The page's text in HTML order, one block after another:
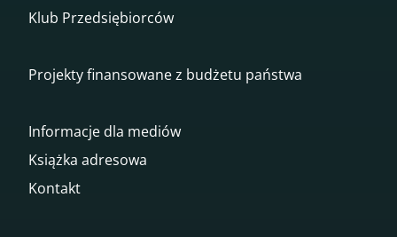
Klub Przedsiębiorców
Projekty finansowane z budżetu państwa
Informacje dla mediów
Książka adresowa
Kontakt